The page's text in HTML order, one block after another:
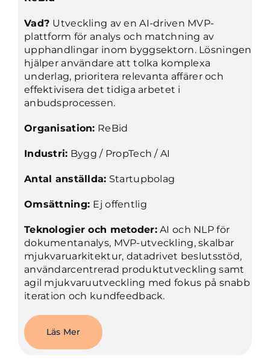
Vad? Utveckling av en AI-driven MVP-
plattform för analys och matchning av
upphandlingar inom byggsektorn. Lösningen
hjälper användare att tolka komplexa
underlag, prioritera relevanta affärer och
effektivisera det tidiga arbetet i
anbudsprocessen.
Organisation: ReBid
Industri: Bygg / PropTech / AI
Antal anställda: Startupbolag
Omsättning: Ej offentlig
Teknologier och metoder:AI och NLP för
dokumentanalys, MVP-utveckling, skalbar
mjukvaruarkitektur, datadrivet beslutsstöd,
användarcentrerad produktutveckling samt
agil mjukvaruutveckling med fokus på snabb
iteration och kundfeedback.
Läs Mer